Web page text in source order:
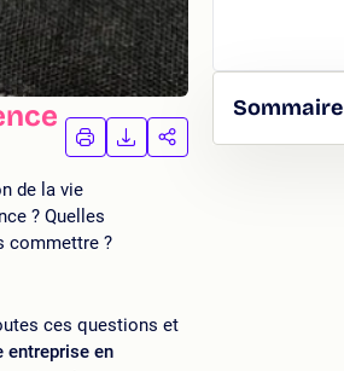
IMPRIMER
LA
TÉLÉCHARGER
LA
PARTAGER
de la vie
? Quelles
commettre ?
ces questions et
entreprise en
Sommaire